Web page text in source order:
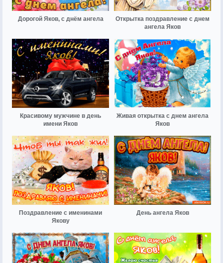
Дорогой Яков, с днём ангела
Открытка поздравление с днем
ангела Яков
Красивому мужчине в день
имени Яков
Живая открытка с днем ангела
Яков
Поздравление с именинами
Якову
День ангела Яков